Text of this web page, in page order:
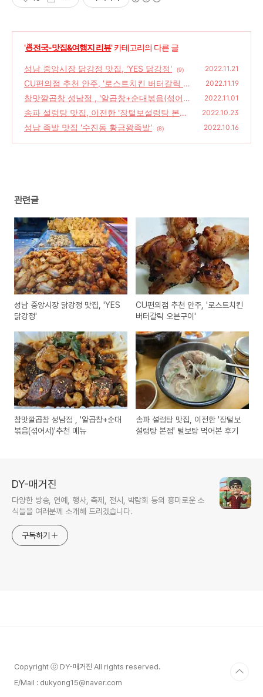
'🍜전국-맛집&여행지 리뷰' 카테고리의 다른 글
성남 중앙시장 닭강정 맛집, 'YES 닭강정' (9) 2022.11.21
CU편의점 추천 안주, '로스트치킨 버터갈릭 오
븐구이'
(10)
2022.11.19
참맛깔곱창 성남점 , '알곱창+순대볶음(섞어
서)'추천 메뉴
(18)
2022.11.01
송파 설렁탕 맛집, 이전한 '장털보설렁탕 본점'
털보탕 먹어본 후기
(22)
2022.10.23
성남 족발 맛집 '수진동 황금왕족발' (8) 2022.10.16
관련글
성남 중앙시장 닭강정 맛집, 'YES
닭강정'
CU편의점 추천 안주, '로스트치킨
버터갈릭 오븐구이'
참맛깔곱창 성남점 , '알곱창+순대
볶음(섞어서)'추천 메뉴
송파 설렁탕 맛집, 이전한 '장털보
설렁탕 본점' 털보탕 먹어본 후기
DY-매거진
다양한 방송, 연예, 행사, 축제, 전시, 박람회 등의 흥미로운 소
식들을 여러분께 소개해 드리겠습니다.
구독하기
Copyright ⓒ DY-매거진 All rights reserved.
E/Mail : dukyong15@naver.com